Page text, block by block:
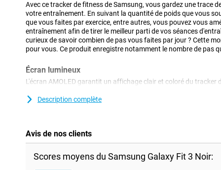
Avec ce tracker de fitness de Samsung, vous gardez une trace
votre entraînement. En suivant la quantité de poids que vous
que vous faites par exercice, entre autres, vous pouvez vous
entraînement afin de tirer le meilleur parti de vos séances
curieux de savoir combien de pas vous faites par jour ? Cette
pour vous. Ce produit enregistre notamment le nombre de pas
Écran lumineux
L'écran AMOLED garantit un affichage clair et coloré du tracker
cela dans la poche grâce à son cardiofréquencemètre intégré.
Mesure votre vitesse
tracker d'activité est donc très pratique pour les promenades à
Description complète
Avis de nos clients
Scores moyens du Samsung Galaxy Fit 3 Noir: